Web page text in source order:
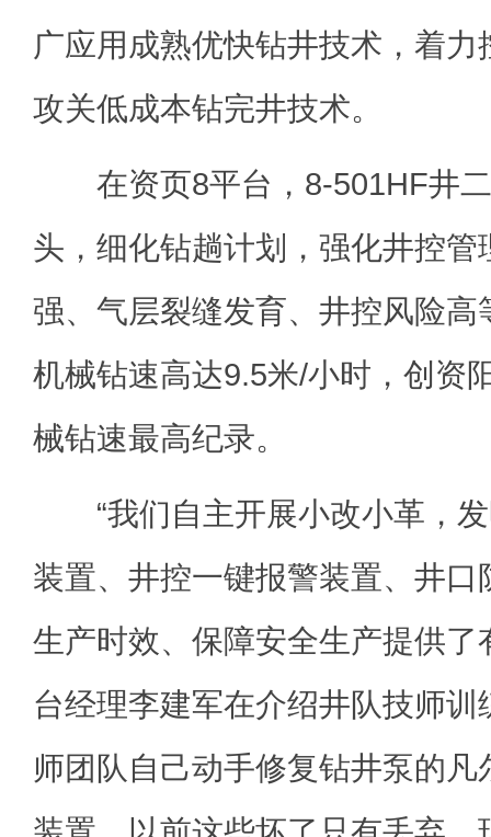
广应用成熟优快钻井技术，着
攻关低成本钻完井技术。
在资页8平台，8-501HF井二
头，细化钻趟计划，强化井控
强、气层裂缝发育、井控风险高
机械钻速高达9.5米/小时，创资
械钻速最高纪录。
“我们自主开展小改小革，发
装置、井控一键报警装置、井
生产时效、保障安全生产提供了
台经理李建军在介绍井队技师训
师团队自己动手修复钻井泵的